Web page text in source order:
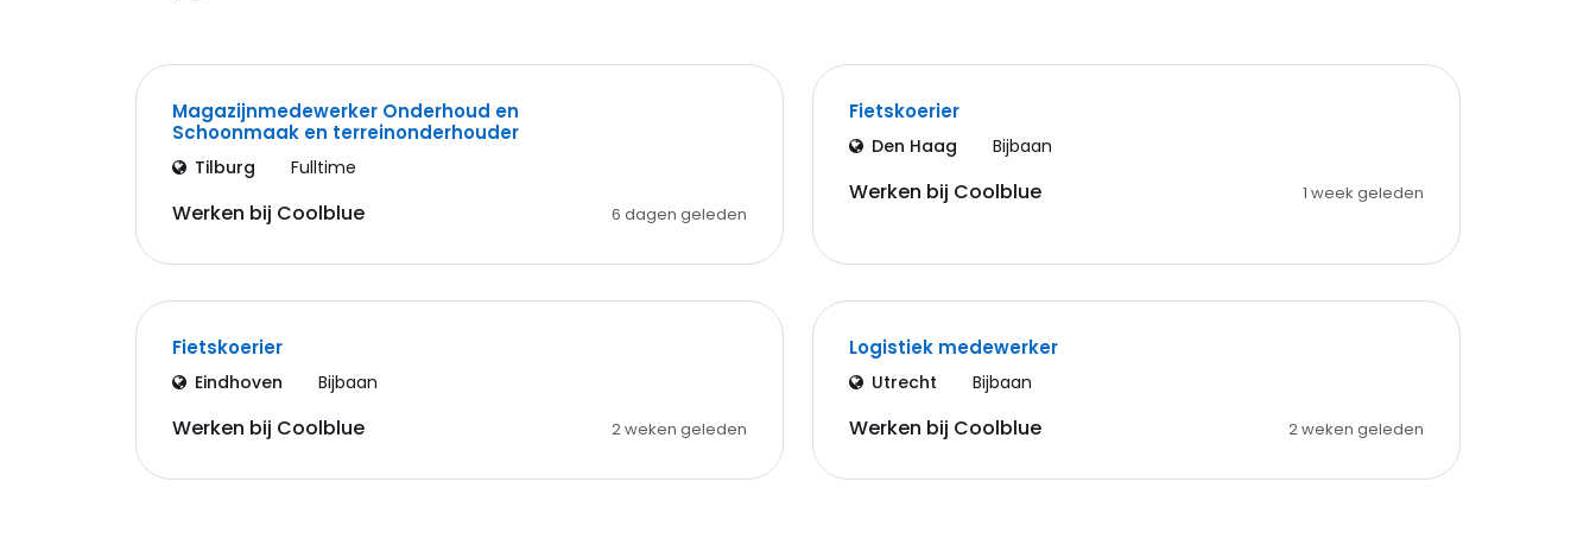
Magazijnmedewerker Onderhoud en
Schoonmaak en terreinonderhouder
Tilburg Fulltime
Werken bij Coolblue 6 dagen geleden
Fietskoerier
Den Haag Bijbaan
Werken bij Coolblue 1 week geleden
Fietskoerier
Eindhoven Bijbaan
Werken bij Coolblue 2 weken geleden
Logistiek medewerker
Utrecht Bijbaan
Werken bij Coolblue 2 weken geleden